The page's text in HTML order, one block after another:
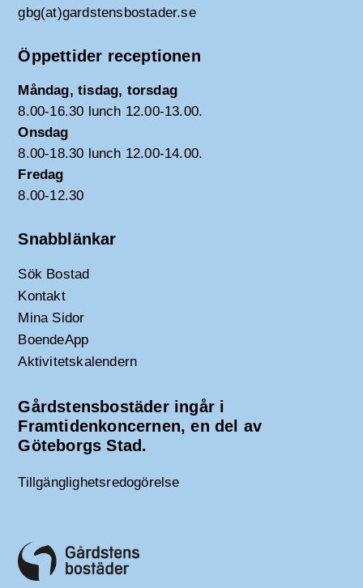
gbg(at)gardstensbostader.se
Öppettider receptionen
Måndag, tisdag, torsdag
8.00-16.30 lunch 12.00-13.00.
Onsdag
8.00-18.30 lunch 12.00-14.00.
Fredag
8.00-12.30
Snabblänkar
Sök Bostad
Kontakt
Mina Sidor
BoendeApp
Aktivitetskalendern
Gårdstensbostäder ingår i
Framtidenkoncernen, en del av
Göteborgs Stad.
Tillgänglighetsredogörelse